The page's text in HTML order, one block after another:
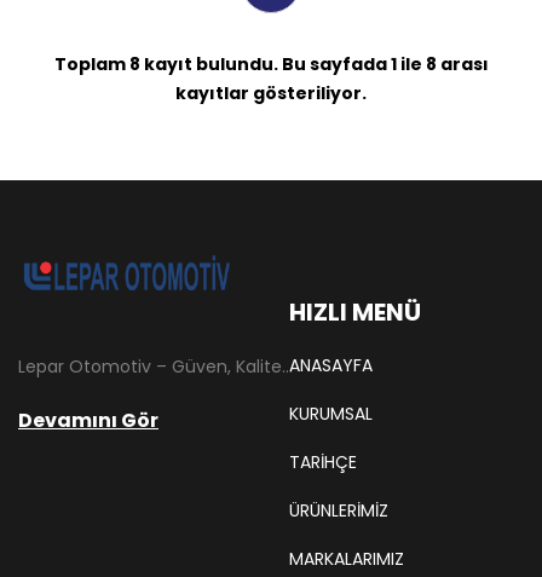
Toplam 8 kayıt bulundu. Bu sayfada 1 ile 8 arası
kayıtlar gösteriliyor.
Lepar Otomotiv – Güven, Kalite ve İstikrarın Adresi Lepar Otomotiv, Türkiye’nin otomotiv yedek parça sektöründe köklü bir geçmişe sahip, yenilikçi ve öncü firmalarından biridir. 1966 yılında Hüsnü Leblebici tarafından Tokat’ta mütevazı bir girişim olarak kurulan firmamız, ilk etapta Ford kamyonları, Ford Otosan minibüsleri ve Anadol marka araçların ünite ve yedek parçalarının satışını gerçekleştirerek sektöre adım atmıştır.
Devamını Gör
HIZLI MENÜ
ANASAYFA
KURUMSAL
TARIHÇE
ÜRÜNLERİMİZ
MARKALARIMIZ